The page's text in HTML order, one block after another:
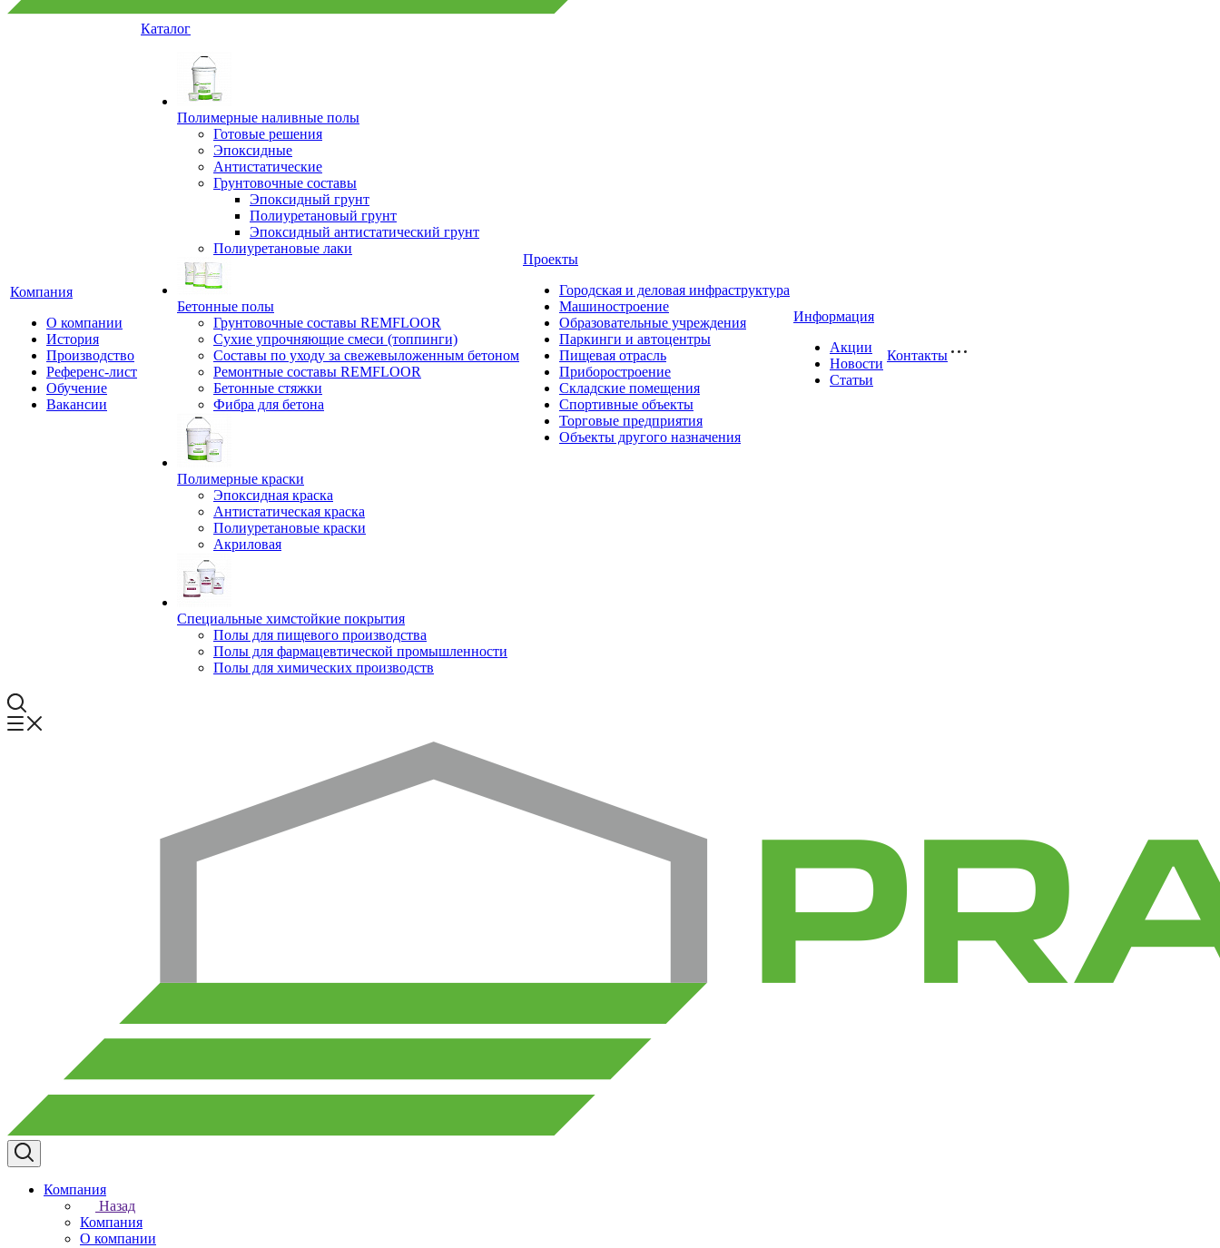
Компания
О компании
История
Производство
Референс-лист
Обучение
Вакансии
Каталог
Полимерные наливные полы
Готовые решения
Эпоксидные
Антистатические
Грунтовочные составы
Эпоксидный грунт
Полиуретановый грунт
Эпоксидный антистатический грунт
Полиуретановые лаки
Бетонные полы
Грунтовочные составы REMFLOOR
Сухие упрочняющие смеси (топпинги)
Составы по уходу за свежевыложенным бетоном
Ремонтные составы REMFLOOR
Бетонные стяжки
Фибра для бетона
Полимерные краски
Эпоксидная краска
Антистатическая краска
Полиуретановые краски
Акриловая
Специальные химстойкие покрытия
Полы для пищевого производства
Полы для фармацевтической промышленности
Полы для химических производств
Проекты
Городская и деловая инфраструктура
Машиностроение
Образовательные учреждения
Паркинги и автоцентры
Пищевая отрасль
Приборостроение
Складские помещения
Спортивные объекты
Торговые предприятия
Объекты другого назначения
Информация
Акции
Новости
Статьи
Контакты
Компания
Назад
Компания
О компании